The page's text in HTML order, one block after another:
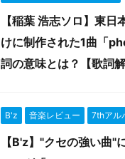
【稲葉 浩志ソロ】東日
けに制作された1曲「
詞の意味とは？【歌詞解
B'z 音楽レビュー 7thアル
【B'z】"クセの強い曲"